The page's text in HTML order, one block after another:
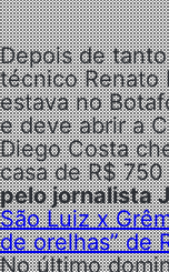
Depois de
técnico Renato
estava no
e deve abrir a
Diego Costa
casa de R$
pelo jornalista
São Luiz x
de orelhas” de
No último